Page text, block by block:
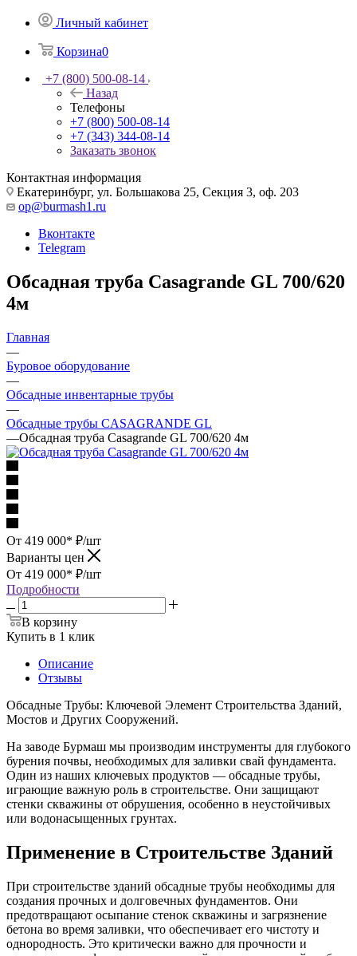
Личный кабинет
Корзина0
+7 (800) 500-08-14
Назад
Телефоны
+7 (800) 500-08-14
+7 (343) 344-08-14
Заказать звонок
Контактная информация
Екатеринбург, ул. Большакова 25, Секция 3, оф. 203
op@burmash1.ru
Вконтакте
Telegram
Обсадная труба Casagrande GL 700/620
4м
Главная
—
Буровое оборудование
—
Обсадные инвентарные трубы
—
Обсадные трубы CASAGRANDE GL
—Обсадная труба Casagrande GL 700/620 4м
От 419 000* ₽/шт
Варианты цен
От 419 000* ₽/шт
Подробности
В корзину
Купить в 1 клик
Описание
Отзывы
Обсадные Трубы: Ключевой Элемент Строительства Зданий,
Мостов и Других Сооружений.
На заводе Бурмаш мы производим инструменты для глубокого
бурения почвы, необходимых для заливки свай фундамента.
Один из наших ключевых продуктов — обсадные трубы,
играющие важную роль в строительстве. Они защищают
стенки скважины от обрушения, особенно в неустойчивых
или водонасыщенных грунтах.
Применение в Строительстве Зданий
При строительстве зданий обсадные трубы необходимы для
создания прочных и долговечных фундаментов. Они
предотвращают осыпание стенок скважины и загрязнение
бетона во время заливки, что обеспечивает его чистоту и
однородность. Это критически важно для прочности и